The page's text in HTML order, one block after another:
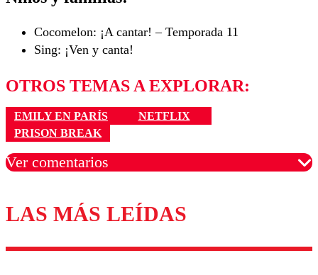
Cocomelon: ¡A cantar! – Temporada 11
Sing: ¡Ven y canta!
OTROS TEMAS A EXPLORAR:
EMILY EN PARÍS
NETFLIX
PRISON BREAK
Ver comentarios
Los comentarios son moderados para garantizar un
diálogo respetuoso.
LAS MÁS LEÍDAS